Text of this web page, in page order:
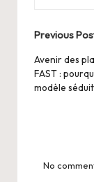
Post
Previous
Avenir des
FAST :
modèle séduit
No